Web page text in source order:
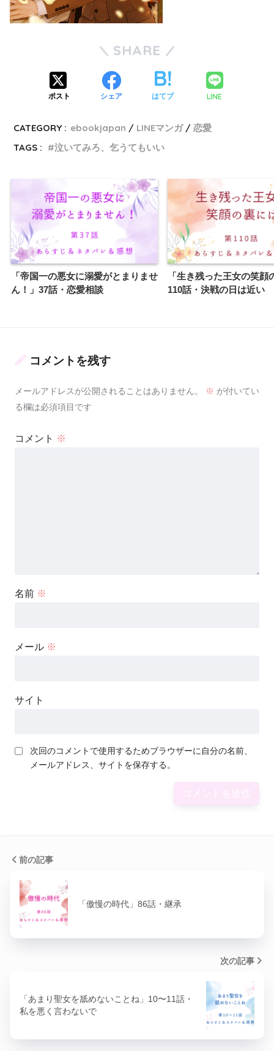
SHARE
ポスト シェア はてブ LINE
CATEGORY : ebookjapan LINEマンガ
恋愛
TAGS :
泣いてみろ、乞うてもいい
「帝国一の悪女に溺愛がとまりませ
ん！」37話・恋愛相談
「生き残った王女の笑顔
110話・決戦の日は近い
コメントを残す
メールアドレスが公開されることはありません。 ※ が付いてい
る欄は必須項目です
コメント ※
名前 ※
メール ※
サイト
次回のコメントで使用するためブラウザーに自分の名前、
メールアドレス、サイトを保存する。
前の記事
「傲慢の時代」86話・継承
次の記事
「あまり聖女を舐めないことね」10〜11話・
私を悪く言わないで